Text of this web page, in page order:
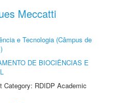
Meccatti
e Tecnologia (Câmpus de
DE BIOCIÊNCIAS E
Category: RDIDP Academic